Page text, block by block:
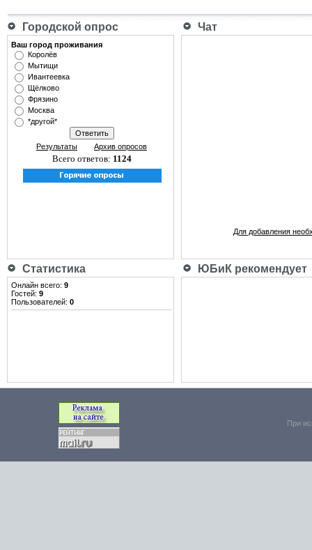
Городской опрос Чат
Ваш город проживания
Королёв
Мытищи
Ивантеевка
Щёлково
Фрязино
Москва
*другой*
Результаты Архив опросов
Всего ответов: 1124
Для добавления
Статистика ЮБиК рекомендует
Онлайн всего: 9
Гостей: 9
Пользователей: 0
При